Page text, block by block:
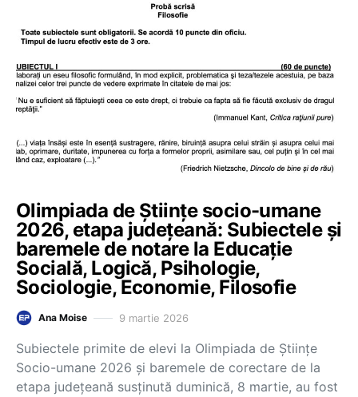
Olimpiada de Științe socio-umane
2026, etapa județeană: Subiectele și
baremele de notare la Educație
Socială, Logică, Psihologie,
Sociologie, Economie, Filosofie
Ana Moise 9 martie 2026
Subiectele primite de elevi la Olimpiada de Științe
Socio-umane 2026 și baremele de corectare de la
etapa județeană susținută duminică, 8 martie, au fost